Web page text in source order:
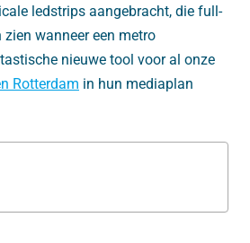
ledstrips aangebracht, die full-
wanneer een metro
nieuwe tool voor al onze
Rotterdam in hun mediaplan